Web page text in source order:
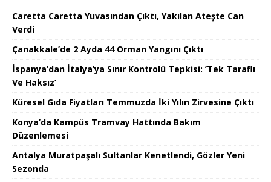
Caretta Caretta Yuvasından Çıktı, Yakılan Ateşte Can
Verdi
Çanakkale’de 2 Ayda 44 Orman Yangını Çıktı
İspanya’dan İtalya’ya Sınır Kontrolü Tepkisi: ’Tek Taraflı
Ve Haksız’
Küresel Gıda Fiyatları Temmuzda İki Yılın Zirvesine Çıktı
Konya’da Kampüs Tramvay Hattında Bakım
Düzenlemesi
Antalya Muratpaşalı Sultanlar Kenetlendi, Gözler Yeni
Sezonda